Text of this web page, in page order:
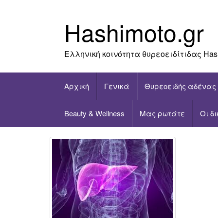
Hashimoto.gr
Ελληνική κοινότητα θυρεοειδίτιδας
Αρχική Γενικά Θυρεοειδής αδένας
Beauty & Wellness Μας ρωτάτε Οι